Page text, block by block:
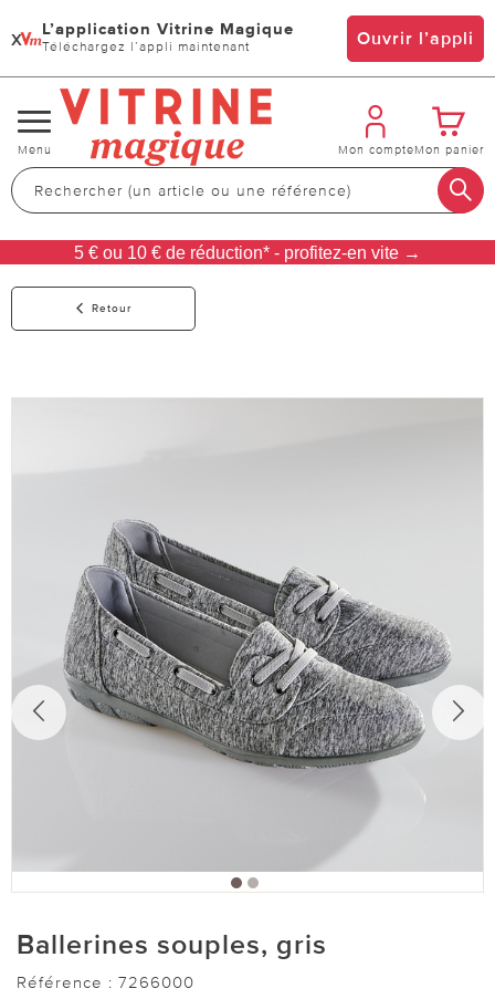
x L’application Vitrine Magique
Téléchargez l’appli maintenant Ouvrir l’appli
Changer
de
navigation
Menu Mon compteMon panier
5 € ou 10 € de réduction* - profitez-en vite →
Retour
Ballerines souples, gris
Référence : 7266000